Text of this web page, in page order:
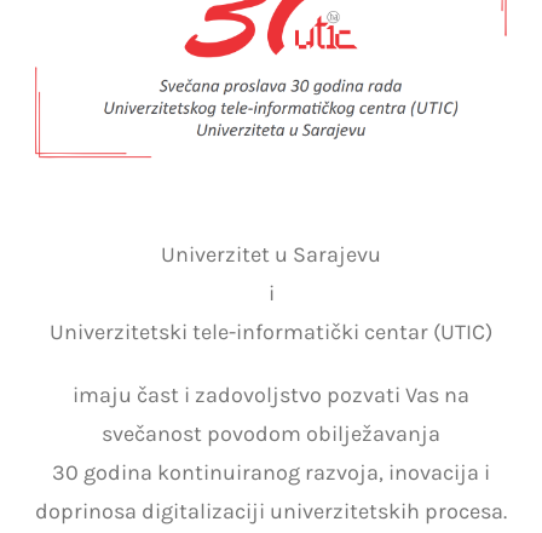
Univerzitet u Sarajevu
i
Univerzitetski tele-informatički centar (UTIC)
imaju čast i zadovoljstvo pozvati Vas na
svečanost povodom obilježavanja
30 godina kontinuiranog razvoja, inovacija i
doprinosa digitalizaciji univerzitetskih procesa.